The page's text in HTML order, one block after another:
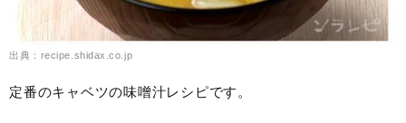
出典：recipe.shidax.co.jp
定番のキャベツの味噌汁レシピです。